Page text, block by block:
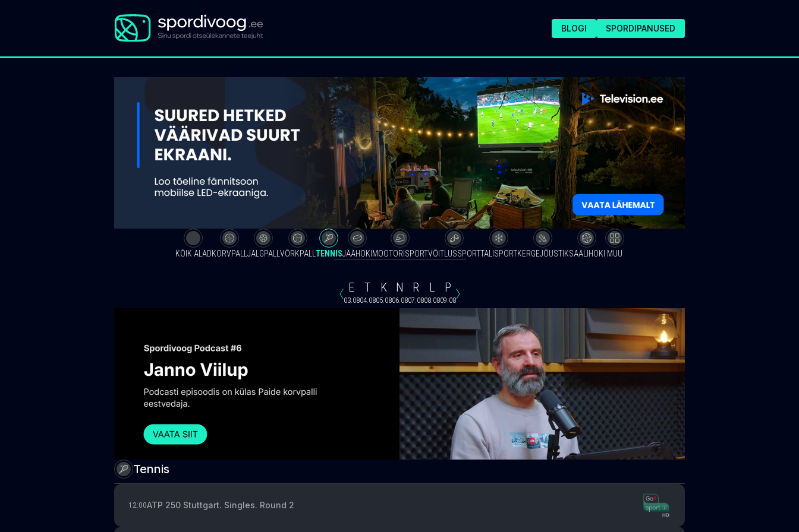
BLOGI SPORDIPANUSED
KÕIK ALADKORVPALL JALGPALL VÕRKPALL TENNISJÄÄHOKI MOOTORISPORTVÕITLUSSPORTTALISPORTKERGEJÕUSTIKSAALIHOKI MUU
E
03.08
T
04.08
K
05.08
N
06.08
R
07.08
L
08.08
P
09.08
Tennis
12:00ATP 250 Stuttgart. Singles. Round 2